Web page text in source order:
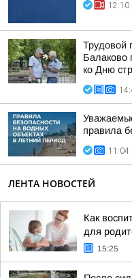
12:10
Трудовой
Балаково
ко Дню
правила
11:04
ЛЕНТА НОВОСТЕЙ
Как
для
15:25